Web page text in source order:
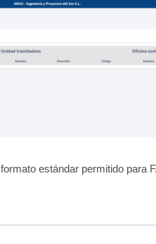
estándar permitido para